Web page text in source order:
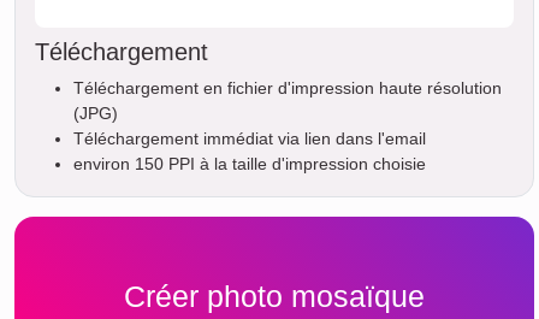
Téléchargement
Téléchargement en fichier d'impression haute résolution
(JPG)
Téléchargement immédiat via lien dans l'email
environ 150 PPI à la taille d'impression choisie
Créer photo mosaïque